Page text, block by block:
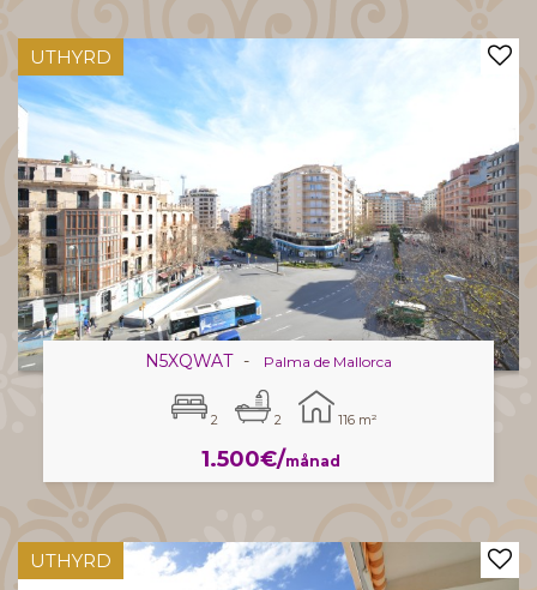
UTHYRD
N5XQWAT - Palma de Mallorca
2 2 116 m²
1.500€/månad
UTHYRD